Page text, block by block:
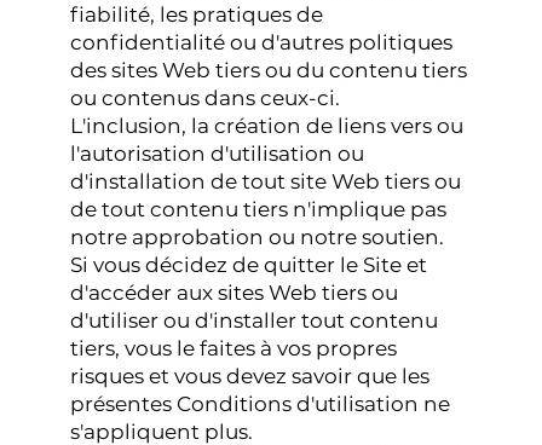
fiabilité, les pratiques de
confidentialité ou d'autres politiques
des sites Web tiers ou du contenu tiers
ou contenus dans ceux-ci.
L'inclusion, la création de liens vers ou
l'autorisation d'utilisation ou
d'installation de tout site Web tiers ou
de tout contenu tiers n'implique pas
notre approbation ou notre soutien.
Si vous décidez de quitter le Site et
d'accéder aux sites Web tiers ou
d'utiliser ou d'installer tout contenu
tiers, vous le faites à vos propres
risques et vous devez savoir que les
présentes Conditions d'utilisation ne
s'appliquent plus.